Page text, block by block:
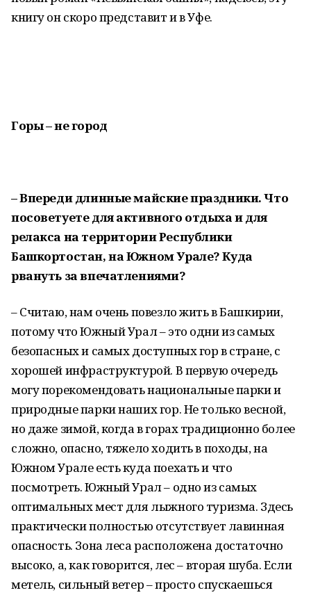
книгу он скоро представит и в Уфе.
Горы – не город
– Впереди длинные майские праздники. Что
посоветуете для активного отдыха и для
релакса на территории Республики
Башкортостан, на Южном Урале? Куда
рвануть за впечатлениями?
– Считаю, нам очень повезло жить в Башкирии,
потому что Южный Урал – это одни из самых
безопасных и самых доступных гор в стране, с
хорошей инфраструктурой. В первую очередь
могу порекомендовать национальные парки и
природные парки наших гор. Не только весной,
но даже зимой, когда в горах традиционно более
сложно, опасно, тяжело ходить в походы, на
Южном Урале есть куда поехать и что
посмотреть. Южный Урал – одно из самых
оптимальных мест для лыжного туризма. Здесь
практически полностью отсутствует лавинная
опасность. Зона леса расположена достаточно
высоко, а, как говорится, лес – вторая шуба. Если
метель, сильный ветер – просто спускаешься